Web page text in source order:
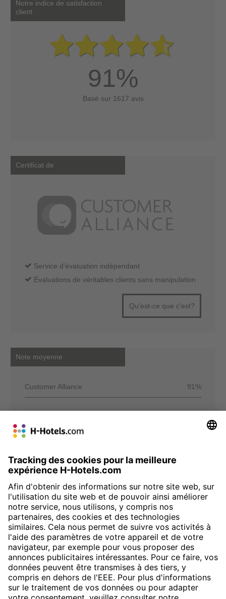
Notre indice de satisfaction
client
91%
Basé sur 1617 avis
Certificat de
Service d'évaluation indépendant
Évaluations de véritables clients sans manipulation
Qu'est-ce que c'est?
Note moyenne
Customer Alliance 91%